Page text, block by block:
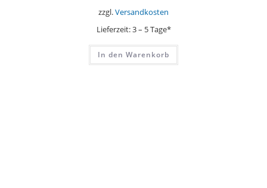
zzgl.Versandkosten
Lieferzeit:3 – 5 Tage*
In den Warenkorb